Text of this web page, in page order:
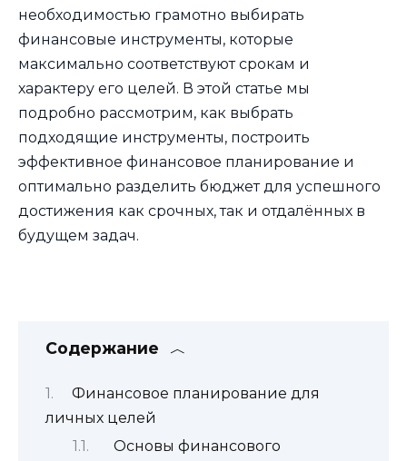
необходимостью грамотно выбирать
финансовые инструменты, которые
максимально соответствуют срокам и
характеру его целей. В этой статье мы
подробно рассмотрим, как выбрать
подходящие инструменты, построить
эффективное финансовое планирование и
оптимально разделить бюджет для успешного
достижения как срочных, так и отдалённых в
будущем задач.
Содержание
Финансовое планирование для
личных целей
Основы финансового